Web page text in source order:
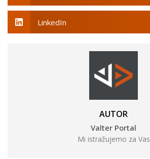
LinkedIn
AUTOR
Valter Portal
Mi istražujemo za Vas